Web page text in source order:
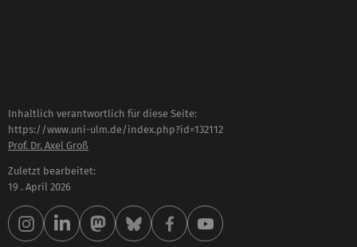
Inhaltlich verantwortlich für diese Seite:
https://www.uni-ulm.de/index.php?id=132112
Prof. Dr. Axel Groß
Zuletzt bearbeitet:
19 . April 2026